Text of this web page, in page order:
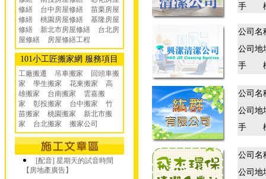
修繕
台中房屋修繕
苗栗房屋
修繕
桃園房屋修繕
基隆房屋
修繕
新北市房屋修繕
台北房
屋修繕
房屋修繕工程
101小工匠搬家網 服務項目
工廠搬遷 吊車搬家
回頭車搬
家
學生搬家 花東搬家
高
雄搬家
台南搬家
雲嘉搬
家
彰投搬家 台中搬家
竹
苗搬家
桃園搬家
新北市搬
家
台北搬家 搬家公司
[配音] 星期天的試音時間
【房地產廣告】
手
公司名
公司地
手
公司名
公司地
手
公司名
公司地